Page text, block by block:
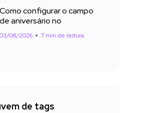
Como configurar o campo
de aniversário no
03/08/2026 7 min de leitura
de tags